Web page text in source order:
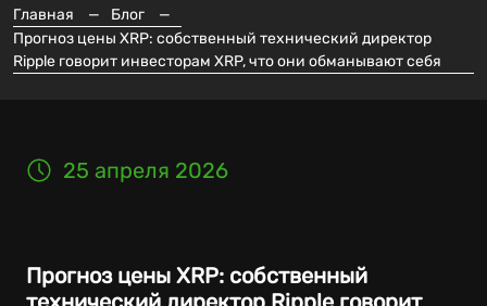
Главная — Блог
—
Прогноз цены XRP: собственный технический директор
Ripple говорит инвесторам XRP, что они обманывают себя
25 апреля 2026
Прогноз цены XRP: собственный